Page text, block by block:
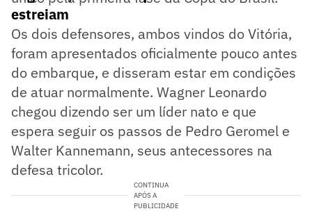
estreiam
Os dois defensores, ambos vindos do Vitória,
foram apresentados oficialmente pouco antes
do embarque, e disseram estar em condições
de atuar normalmente. Wagner Leonardo
chegou dizendo ser um líder nato e que
espera seguir os passos de Pedro Geromel e
Walter Kannemann, seus antecessores na
defesa tricolor.
CONTINUA
APÓS A
PUBLICIDADE